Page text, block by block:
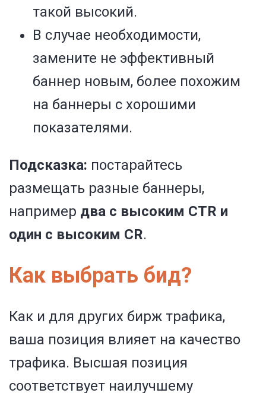
такой высокий.
В случае необходимости,
замените не эффективный
баннер новым, более похожим
на баннеры с хорошими
показателями.
Подсказка: постарайтесь
размещать разные баннеры,
например два с высоким CTR и
один с высоким CR.
Как выбрать бид?
Как и для других бирж трафика,
ваша позиция влияет на качество
трафика. Высшая позиция
соответствует наилучшему